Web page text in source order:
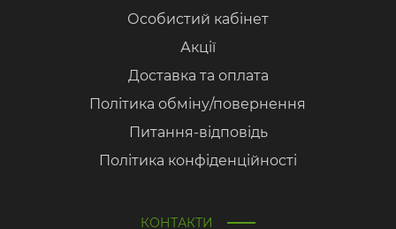
Особистий кабінет
Акції
Доставка та оплата
Політика обміну/повернення
Питання-відповідь
Політика конфіденційності
КОНТАКТИ